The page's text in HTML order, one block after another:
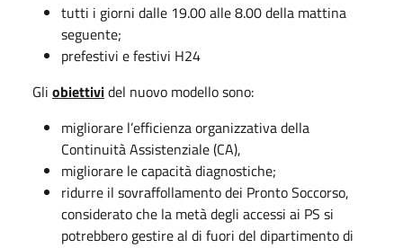
tutti i giorni dalle 19.00 alle 8.00 della mattina
seguente;
prefestivi e festivi H24
Gli obiettividel nuovo modello sono:
migliorare l’efficienza organizzativa della
Continuità Assistenziale (CA),
migliorare le capacità diagnostiche;
ridurre il sovraffollamento dei Pronto Soccorso,
considerato che la metà degli accessi ai PS si
potrebbero gestire al di fuori del dipartimento di